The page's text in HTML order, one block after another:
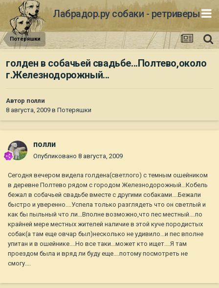
Лабрадор.ру собаки - ретриверы
Потеряшки
голден в собачьей свадьбе...Полтево,около
г.Железнодорожный...
Автор полли
8 августа, 2009 в Потеряшки
полли
Опубликовано 8 августа, 2009
Сегодня вечером видела голдена(светлого) с темным ошейником
в деревне Полтево рядом с городом Железнодорожный...Кобель
бежал в собачьей свадьбе вместе с другими собаками....Бежали
быстро и уверенно....Успела только разглядеть что он светлый и
как бы пыльный что ли...Вполне возможно,что пес местный....по
крайней мере местных жителей наличие в этой куче породистых
собак(а там еще овчар был)несколько не удивило...и пес вполне
упитан и в ошейнике....Но все таки...может кто ищет....Я там
проездом была и вряд ли буду еще....потому посмотреть не
смогу....